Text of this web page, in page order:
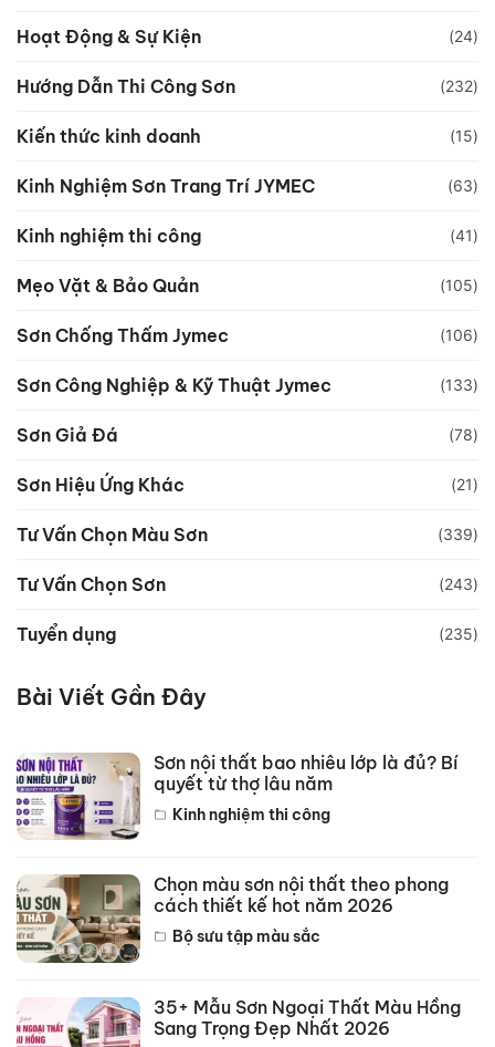
Hoạt Động & Sự Kiện (24)
Hướng Dẫn Thi Công Sơn (232)
Kiến thức kinh doanh (15)
Kinh Nghiệm Sơn Trang Trí JYMEC (63)
Kinh nghiệm thi công (41)
Mẹo Vặt & Bảo Quản (105)
Sơn Chống Thấm Jymec (106)
Sơn Công Nghiệp & Kỹ Thuật Jymec (133)
Sơn Giả Đá (78)
Sơn Hiệu Ứng Khác (21)
Tư Vấn Chọn Màu Sơn (339)
Tư Vấn Chọn Sơn (243)
Tuyển dụng (235)
Bài Viết Gần Đây
Sơn nội thất bao nhiêu lớp là đủ? Bí
quyết từ thợ lâu năm
Kinh nghiệm thi công
Chọn màu sơn nội thất theo phong
cách thiết kế hot năm 2026
Bộ sưu tập màu sắc
35+ Mẫu Sơn Ngoại Thất Màu Hồng
Sang Trọng Đẹp Nhất 2026